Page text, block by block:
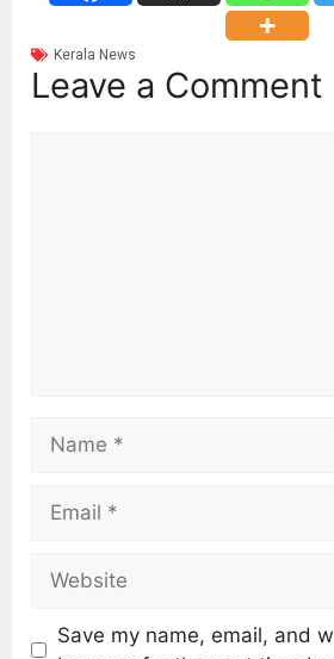
Kerala News
Leave a Comment
Save my name, email, and